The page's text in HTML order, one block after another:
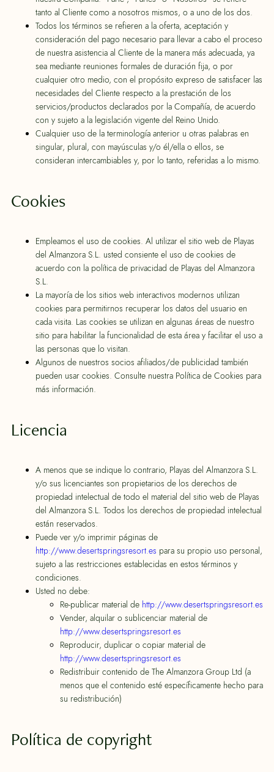
tanto al Cliente como a nosotros mismos, o a uno de los dos.
Todos los términos se refieren a la oferta, aceptación y
consideración del pago necesario para llevar a cabo el proceso
de nuestra asistencia al Cliente de la manera más adecuada, ya
sea mediante reuniones formales de duración fija, o por
cualquier otro medio, con el propósito expreso de satisfacer las
necesidades del Cliente respecto a la prestación de los
servicios/productos declarados por la Compañía, de acuerdo
con y sujeto a la legislación vigente del Reino Unido.
Cualquier uso de la terminología anterior u otras palabras en
singular, plural, con mayúsculas y/o él/ella o ellos, se
consideran intercambiables y, por lo tanto, referidas a lo mismo.
Cookies
Empleamos el uso de cookies. Al utilizar el sitio web de Playas
del Almanzora S.L. usted consiente el uso de cookies de
acuerdo con la política de privacidad de Playas del Almanzora
S.L.
La mayoría de los sitios web interactivos modernos utilizan
cookies para permitirnos recuperar los datos del usuario en
cada visita. Las cookies se utilizan en algunas áreas de nuestro
sitio para habilitar la funcionalidad de esta área y facilitar el uso a
las personas que lo visitan.
Algunos de nuestros socios afiliados/de publicidad también
pueden usar cookies. Consulte nuestra Política de Cookies para
más información.
Licencia
A menos que se indique lo contrario, Playas del Almanzora S.L.
y/o sus licenciantes son propietarios de los derechos de
propiedad intelectual de todo el material del sitio web de Playas
del Almanzora S.L. Todos los derechos de propiedad intelectual
están reservados.
Puede ver y/o imprimir páginas de
http://www.desertspringsresort.es para su propio uso personal,
sujeto a las restricciones establecidas en estos términos y
condiciones.
Usted no debe:
Re-publicar material de http://www.desertspringsresort.es
Vender, alquilar o sublicenciar material de
http://www.desertspringsresort.es
Reproducir, duplicar o copiar material de
http://www.desertspringsresort.es
Redistribuir contenido de The Almanzora Group Ltd (a
menos que el contenido esté específicamente hecho para
su redistribución)
Política de copyright